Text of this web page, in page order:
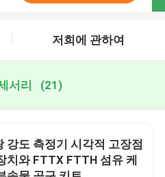
저희에 관하여
서리 (21)
강도 측정기 시각적 고장점
치와 FTTX FTTH 섬유 케